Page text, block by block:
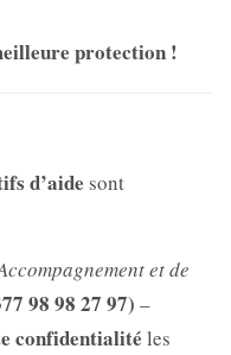
protection !
d’aide sont
et de
98 98 27 97) –
confidentialité les